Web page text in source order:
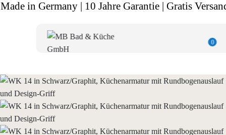
Made in Germany | 10 Jahre Garantie | Gratis
0